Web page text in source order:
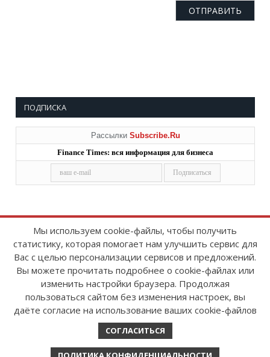
ПОДПИСКА
Рассылки Subscribe.Ru
Finance Times: вся информация для бизнеса
Copyright © 2008-2026FinanceTimes
Зарегистрировано в Роскомнадзоре
Свидетельство о регистрации СМИ:
серия Эл № ФС77-86300 от 10 ноября 2023 г
Мы используем cookie-файлы, чтобы получить
статистику, которая помогает нам улучшить сервис для
Вас с целью персонализации сервисов и предложений.
Вы можете прочитать подробнее о cookie-файлах или
изменить настройки браузера. Продолжая
пользоваться сайтом без изменения настроек, вы
даёте согласие на использование ваших cookie-файлов
СОГЛАСИТЬСЯ